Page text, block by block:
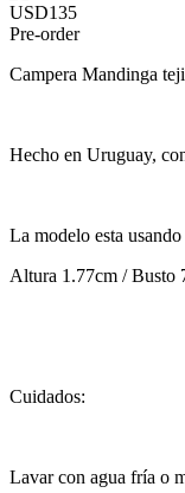
USD135
Pre-order
Campera Mandinga
Hecho en Uruguay,
La modelo esta
Altura 1.77cm / Busto
Cuidados:
Lavar con agua fría o